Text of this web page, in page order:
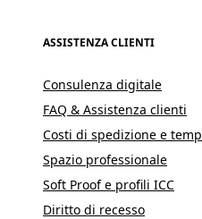
ASSISTENZA CLIENTI
Consulenza digitale
FAQ & Assistenza clienti
Costi di spedizione e
Spazio professionale
Soft Proof e profili ICC
Diritto di recesso